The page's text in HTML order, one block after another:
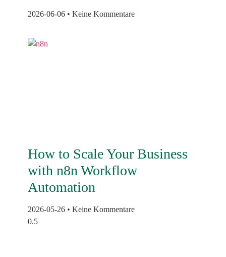
2026-06-06 Keine Kommentare
How to Scale Your Business
with n8n Workflow
Automation
2026-05-26 Keine Kommentare